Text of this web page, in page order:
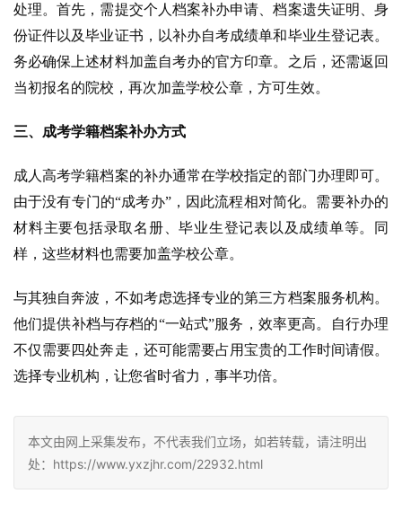
处理。首先，需提交个人档案补办申请、档案遗失证明、身
份证件以及毕业证书，以补办自考成绩单和毕业生登记表。
务必确保上述材料加盖自考办的官方印章。之后，还需返回
当初报名的院校，再次加盖学校公章，方可生效。
三、成考学籍档案补办方式
成人高考学籍档案的补办通常在学校指定的部门办理即可。
由于没有专门的“成考办”，因此流程相对简化。需要补办的
材料主要包括录取名册、毕业生登记表以及成绩单等。同
样，这些材料也需要加盖学校公章。
与其独自奔波，不如考虑选择专业的第三方档案服务机构。
他们提供补档与存档的“一站式”服务，效率更高。自行办理
不仅需要四处奔走，还可能需要占用宝贵的工作时间请假。
选择专业机构，让您省时省力，事半功倍。
本文由网上采集发布，不代表我们立场，如若转载，请注明出
处：https://www.yxzjhr.com/22932.html